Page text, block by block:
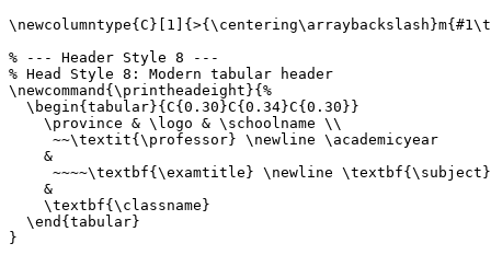
% --- Header Style 8 ---
% Head Style 8: Modern tabular header
\newcommand{\printheadeight}{%
  \begin{tabular}{C{0.30}C{0.34}C{0.30}}
    \province & \logo & \schoolname \\
     ~~\textit{\professor} \newline \academicyear
    &
     ~~~~\textbf{\examtitle} \newline \textbf{\subject}
    &
    \textbf{\classname}
  \end{tabular}
}